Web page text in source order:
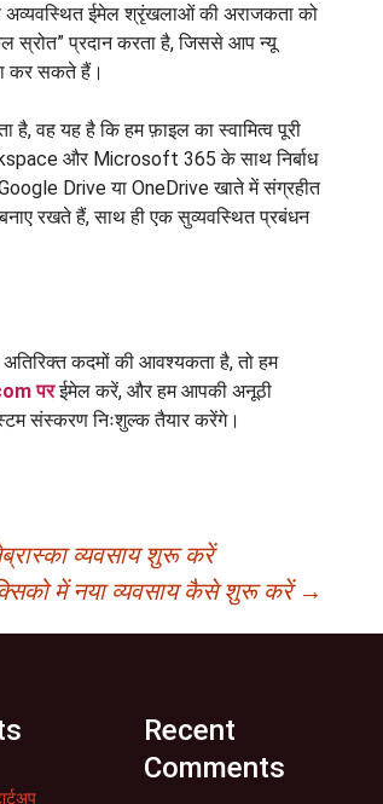
अव्यवस्थित ईमेल श्रृंखलाओं की अराजकता को
स्रोत” प्रदान करता है, जिससे आप न्यू
कर सकते हैं।
है, वह यह है कि हम फ़ाइल का स्वामित्व पूरी
और Microsoft 365 के साथ निर्बाध
Drive या OneDrive खाते में संग्रहीत
रखते हैं, साथ ही एक सुव्यवस्थित प्रबंधन
कदमों की आवश्यकता है, तो हम
परईमेल करें, और हम आपकी अनूठी
संस्करण निःशुल्क तैयार करेंगे।
व्यवसाय शुरू करें
में नया व्यवसाय कैसे शुरू करें →
Recent
Comments